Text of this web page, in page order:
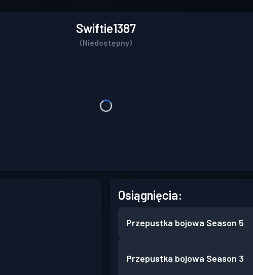
Swiftie1387
(Niedostępny)
Osiągnięcia:
Przepustka bojowa Season 5
Przepustka bojowa Season 3